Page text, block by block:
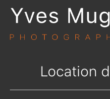
Location